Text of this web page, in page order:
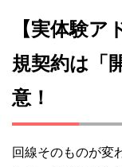
【実体験
規契約は「
意！
回線そのものが変